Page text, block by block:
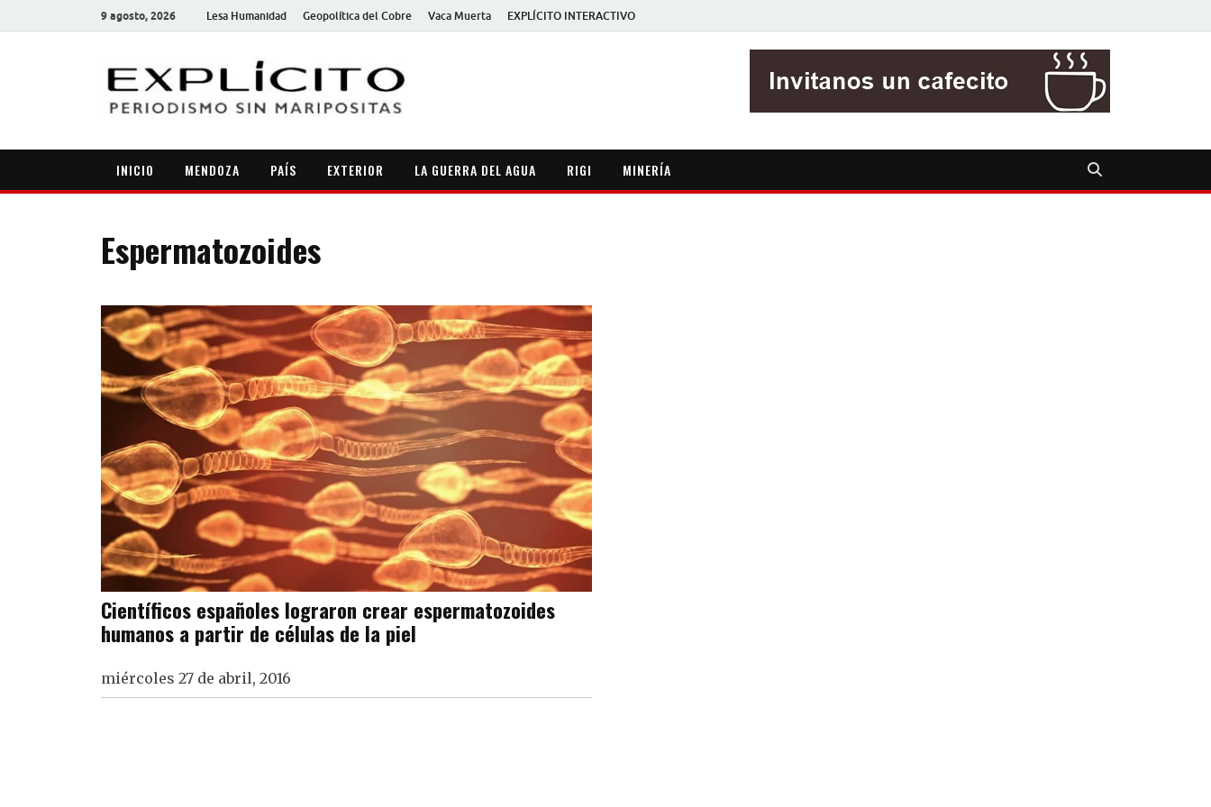
9 agosto, 2026 Lesa Humanidad Geopolítica del Cobre Vaca Muerta EXPLÍCITO INTERACTIVO
INICIO MENDOZA PAÍS EXTERIOR LA GUERRA DEL AGUA RIGI MINERÍA
Espermatozoides
Científicos españoles lograron crear espermatozoides
humanos a partir de células de la piel
miércoles 27 de abril, 2016